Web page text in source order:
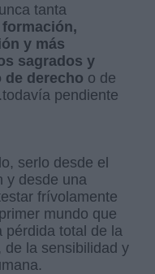
tanta
formación,
y más
sagrados y
de derecho o de
pendiente
serlo desde el
y desde una
frívolamente
mundo que
pérdida total de la
de la sensibilidad y